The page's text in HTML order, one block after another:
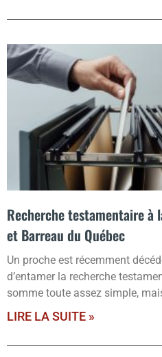
Recherche testamentaire à
et Barreau du Québec
Un proche est récemment
d’entamer la recherche
somme toute assez simple,
LIRE LA SUITE »